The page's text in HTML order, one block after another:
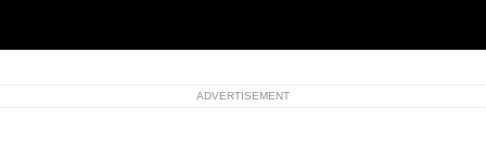
ADVERTISEMENT